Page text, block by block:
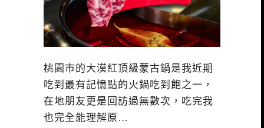
桃園市的大漠紅頂級蒙古鍋是我近期
吃到最有記憶點的火鍋吃到飽之一，
在地朋友更是回訪過無數次，吃完我
也完全能理解原…